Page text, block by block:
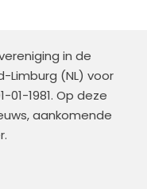
in de
Limburg (NL) voor
1981. Op deze
aankomende